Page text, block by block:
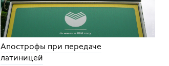
Апострофы при передаче
латиницей